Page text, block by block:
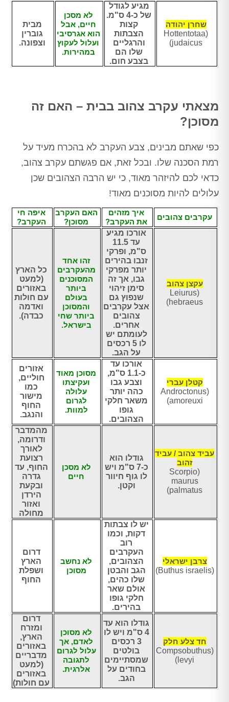
שחרן יהודה
(Hottentotaa
judaicus)
מגיע לגודל
של כ-4 ס"מ.
קצות
הצבתות
והרגליים
שלו הם
בצבע חום.
לא מסכן
חיים, אבל
הוא אגרסיבי
ועלול לעקוץ
במהירות.
מבית
גוברין
וצפונה.
מצאתי עקרב צהוב בבית – האם זה
מסוכן?
כפי שאתם מבינים, צבע העקרב לא בהכרח מעיד על
רמת הסכנה שלו. ובכל זאת, אם פגשתם עקרב צהוב,
כדאי לכם להיזהר מאוד, כי יש הרבה הצהובים שכן
עלולים להיות מסוכנים מאוד!
עקרבים צהובים
איך מזהים
את העקרב?
האם העקרב
מסוכן?
איפה חי
העקרב?
עקצן צהוב
(Leiurus
hebraeus)
אורכו מגיע
עד 11.5
ס"מ, ופרקי
זנבו בהירים
יותר מפרקי
גבו, אך זה
סימן זיהוי
שנפוץ גם
אצל עקרבים
צהובים
אחרים.
לעומתם יש
לו 5 רכסים
על הגב.
זהו אחד
מהעקרבים
המסוכנים
ביותר
בעולם
והמסוכן
ביותר שחי
בישראל.
כל הארץ
(למעט
באזורים
עם חולות
ואדמה
כבדה).
קטלן עברי
(Androctonus
amoreuxi)
אורכו עד
כ-1.1 ס"מ,
וצבע גבו
כהה יותר
משאר חלקי
גופו
הצהובים.
מסוכן מאוד
ועקיצתו
עלולה
לגרום
למוות.
אזורים
חוליים,
כמו
מישור
החוף
והנגב.
עביד צהוב / עביד
זהוב
(Scorpio
maurus
palmatus)
גודלו הוא
כ-7 ס"מ ויש
לו גוף חיוור
וקטן.
לא מסכן
חיים
מהמדבר
ודרומה,
לאורך
רצועת
החוף, עד
גדרה
ובקעת
הירדן
ואזור
מחולה
צרבן ישראלי
(Buthus israelis)
יש לו צבתות
דקות, וכמו
רוב
העקרבים
הצהובים,
הגב והבטן
שלו כהים,
אולם שאר
חלקי גופו
בהירים.
לא נחשב
מסוכן
דרום
הארץ
ושפלת
החוף
חד צלע חלק
(Compsobuthus
levyi)
גודלו הוא עד
4 ס"מ ויש לו
3 רכסים
בולטים
שמסתיימים
בחודים על
הגב.
לא מסוכן
לאדם, אך
עלול לגרום
לתגובה
אלרגית.
דרום
ומזרח
הארץ,
באזורים
מדבריים
(למעט
באזורים
עם חולות)